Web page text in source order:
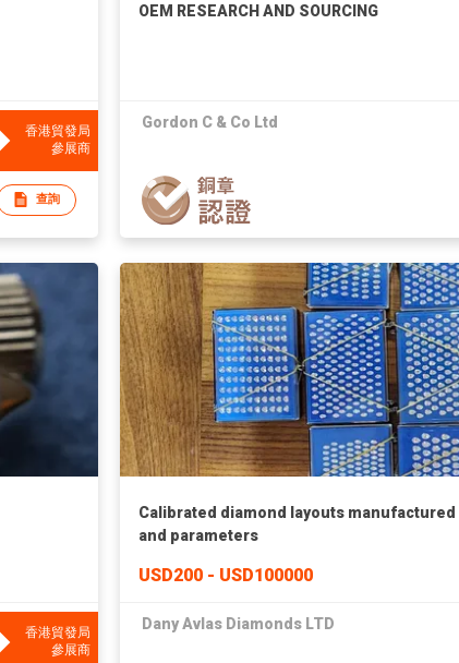
香港貿發局
參展商
查詢
OEM RESEARCH AND SOURCING
Gordon C & Co Ltd
香港貿發局
參展商
Calibrated diamond layouts
and parameters
USD200 - USD100000
Dany Avlas Diamonds LTD